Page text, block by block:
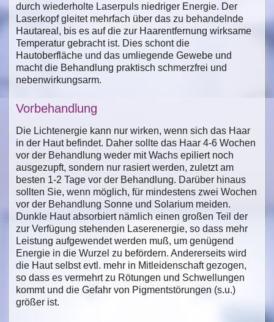
durch wiederholte Laserpuls niedriger Energie. Der
Laserkopf gleitet mehrfach über das zu behandelnde
Hautareal, bis es auf die zur Haarentfernung wirksame
Temperatur gebracht ist. Dies schont die
Hautoberfläche und das umliegende Gewebe und
macht die Behandlung praktisch schmerzfrei und
nebenwirkungsarm.
Vorbehandlung
Die Lichtenergie kann nur wirken, wenn sich das Haar
in der Haut befindet. Daher sollte das Haar 4-6 Wochen
vor der Behandlung weder mit Wachs epiliert noch
ausgezupft, sondern nur rasiert werden, zuletzt am
besten 1-2 Tage vor der Behandlung. Darüber hinaus
sollten Sie, wenn möglich, für mindestens zwei Wochen
vor der Behandlung Sonne und Solarium meiden.
Dunkle Haut absorbiert nämlich einen großen Teil der
zur Verfügung stehenden Laserenergie, so dass mehr
Leistung aufgewendet werden muß, um genügend
Energie in die Wurzel zu befördern. Andererseits wird
die Haut selbst evtl. mehr in Mitleidenschaft gezogen,
so dass es vermehrt zu Rötungen und Schwellungen
kommt und die Gefahr von Pigmentstörungen (s.u.)
größer ist.